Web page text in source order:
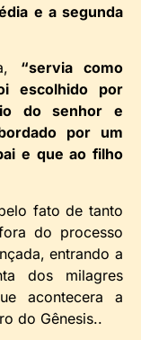
e a segunda
“servia como
escolhido por
do senhor e
por um
e que ao filho
fato de tanto
do processo
entrando a
dos milagres
acontecera a
do Gênesis..